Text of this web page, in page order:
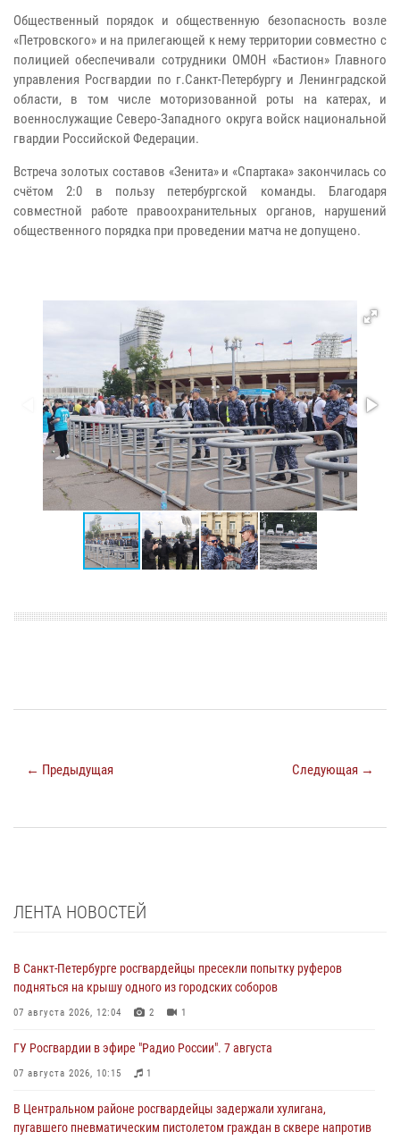
Общественный порядок и общественную безопасность возле
«Петровского» и на прилегающей к нему территории совместно с
полицией обеспечивали сотрудники ОМОН «Бастион» Главного
управления Росгвардии по г.Санкт-Петербургу и Ленинградской
области, в том числе моторизованной роты на катерах, и
военнослужащие Северо-Западного округа войск национальной
гвардии Российской Федерации.
Встреча золотых составов «Зенита» и «Спартака» закончилась со
счётом 2:0 в пользу петербургской команды. Благодаря
совместной работе правоохранительных органов, нарушений
общественного порядка при проведении матча не допущено.
← Предыдущая Следующая →
ЛЕНТА НОВОСТЕЙ
В Санкт-Петербурге росгвардейцы пресекли попытку руферов
подняться на крышу одного из городских соборов
07 августа 2026, 12:04 2 1
ГУ Росгвардии в эфире "Радио России". 7 августа
07 августа 2026, 10:15 1
В Центральном районе росгвардейцы задержали хулигана,
пугавшего пневматическим пистолетом граждан в сквере напротив